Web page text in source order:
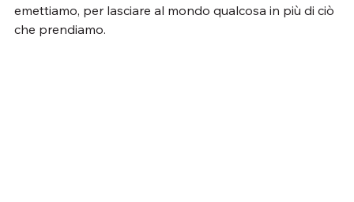
emettiamo, per lasciare al mondo qualcosa in più di ciò
che prendiamo.